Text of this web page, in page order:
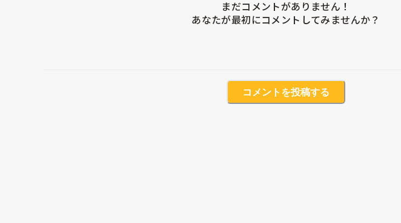
まだコメントがありません！
あなたが最初にコメントしてみませんか？
コメントを投稿する